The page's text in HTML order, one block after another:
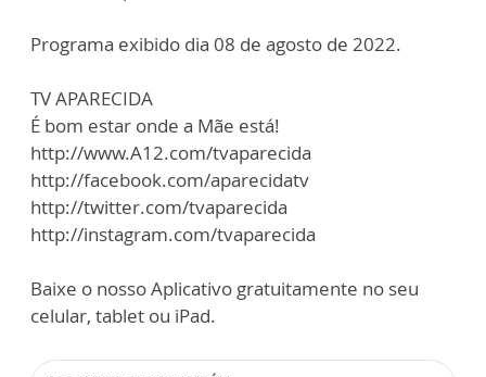
Programa exibido dia 08 de agosto de 2022.
TV APARECIDA
É bom estar onde a Mãe está!
http://www.A12.com/tvaparecida
http://facebook.com/aparecidatv
http://twitter.com/tvaparecida
http://instagram.com/tvaparecida
Baixe o nosso Aplicativo gratuitamente no seu
celular, tablet ou iPad.